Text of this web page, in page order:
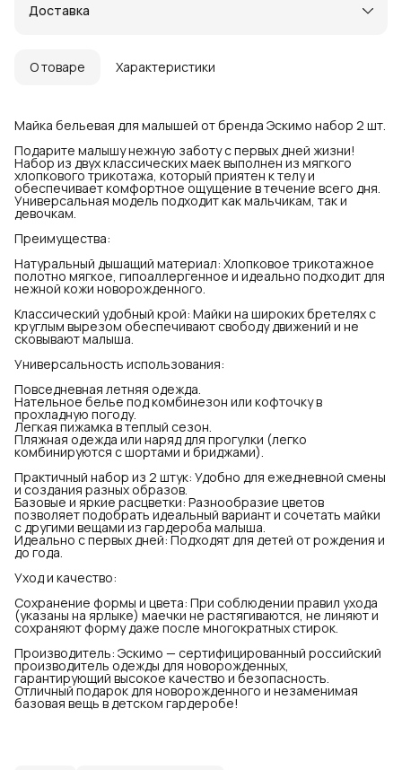
Доставка
О товаре Характеристики
Майка бельевая для малышей от бренда Эскимо набор 2 шт.
Подарите малышу нежную заботу с первых дней жизни!
Набор из двух классических маек выполнен из мягкого
хлопкового трикотажа, который приятен к телу и
обеспечивает комфортное ощущение в течение всего дня.
Универсальная модель подходит как мальчикам, так и
девочкам.
Преимущества:
Натуральный дышащий материал: Хлопковое трикотажное
полотно мягкое, гипоаллергенное и идеально подходит для
нежной кожи новорожденного.
Классический удобный крой: Майки на широких бретелях с
круглым вырезом обеспечивают свободу движений и не
сковывают малыша.
Универсальность использования:
Повседневная летняя одежда.
Нательное белье под комбинезон или кофточку в
прохладную погоду.
Легкая пижамка в теплый сезон.
Пляжная одежда или наряд для прогулки (легко
комбинируются с шортами и бриджами).
Практичный набор из 2 штук: Удобно для ежедневной смены
и создания разных образов.
Базовые и яркие расцветки: Разнообразие цветов
позволяет подобрать идеальный вариант и сочетать майки
с другими вещами из гардероба малыша.
Идеально с первых дней: Подходят для детей от рождения и
до года.
Уход и качество:
Сохранение формы и цвета: При соблюдении правил ухода
(указаны на ярлыке) маечки не растягиваются, не линяют и
сохраняют форму даже после многократных стирок.
Производитель: Эскимо — сертифицированный российский
производитель одежды для новорожденных,
гарантирующий высокое качество и безопасность.
Отличный подарок для новорожденного и незаменимая
базовая вещь в детском гардеробе!